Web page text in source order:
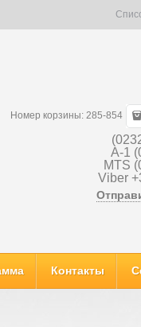
Номер корзины: 285-854
A-1
MTS
Viber
Контакты